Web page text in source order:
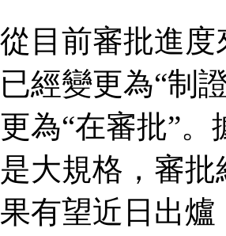
從目前審批進
已經變更為“制
更為“在審批”
是大規格，審
果有望近日出